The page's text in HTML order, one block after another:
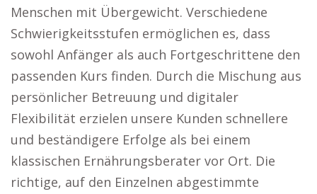
Menschen mit Übergewicht. Verschiedene
Schwierigkeitsstufen ermöglichen es, dass
sowohl Anfänger als auch Fortgeschrittene den
passenden Kurs finden. Durch die Mischung aus
persönlicher Betreuung und digitaler
Flexibilität erzielen unsere Kunden schnellere
und beständigere Erfolge als bei einem
klassischen Ernährungsberater vor Ort. Die
richtige, auf den Einzelnen abgestimmte